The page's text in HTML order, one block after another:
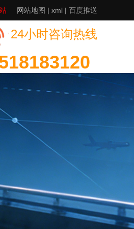
网站地图 | xml | 百度推送
24小时咨询热线